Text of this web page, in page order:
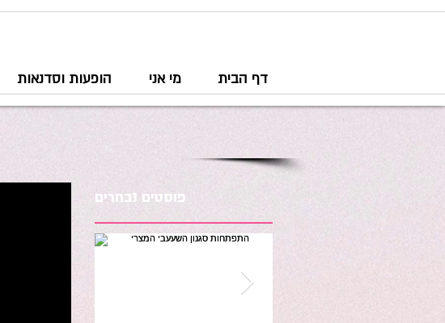
הופעות וסדנאות מי אני דף הבית
פוסטים נבחרים